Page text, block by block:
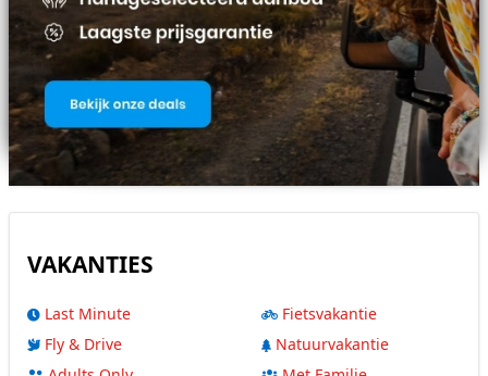
VAKANTIES
Last Minute
Fly & Drive
Fietsvakantie
Natuurvakantie